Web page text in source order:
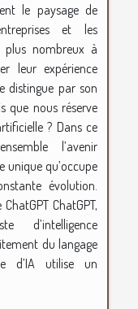
le paysage de
et les
nombreux à
leur expérience
distingue par son
que nous réserve
? Dans ce
l’avenir
unique qu’occupe
évolution.
ChatGPT,
d’intelligence
du langage
d’IA utilise un